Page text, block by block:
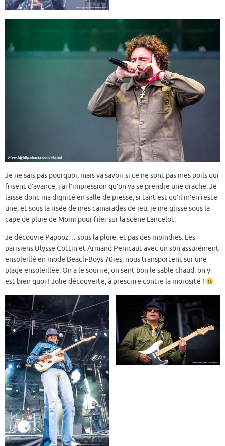
Je ne sais pas pourquoi, mais va savoir si ce ne sont pas mes poils qui
frisent d’avance, j’ai l’impression qu’on va se prendre une drache. Je
laisse donc ma dignité en salle de presse, si tant est qu’il m’en reste
une, et sous la risée de mes camarades de jeu, je me glisse sous la
cape de pluie de Momi pour filer sur la scène Lancelot.
Je découvre Papooz… sous la pluie, et pas des moindres. Les
parisiens Ulysse Cottin et Armand Penicaut avec un son assurément
ensoleillé en mode Beach-Boys 70ies, nous transportent sur une
plage ensoleillée. On a le sourire, on sent bon le sable chaud, on y
est bien quoi ! Jolie découverte, à prescrire contre la morosité !